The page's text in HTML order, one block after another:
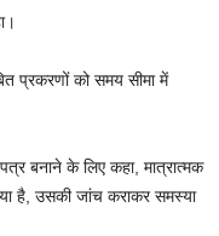
प्रकरणों को समय सीमा में
बनाने के लिए कहा, मात्रात्मक
है, उसकी जांच कराकर समस्या